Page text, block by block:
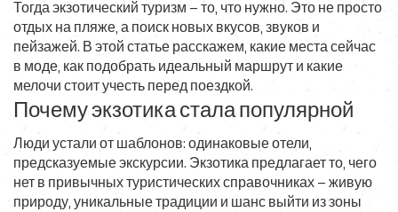
Тогда экзотический туризм – то, что нужно. Это не просто
отдых на пляже, а поиск новых вкусов, звуков и
пейзажей. В этой статье расскажем, какие места сейчас
в моде, как подобрать идеальный маршрут и какие
мелочи стоит учесть перед поездкой.
Почему экзотика стала популярной
Люди устали от шаблонов: одинаковые отели,
предсказуемые экскурсии. Экзотика предлагает то, чего
нет в привычных туристических справочниках – живую
природу, уникальные традиции и шанс выйти из зоны